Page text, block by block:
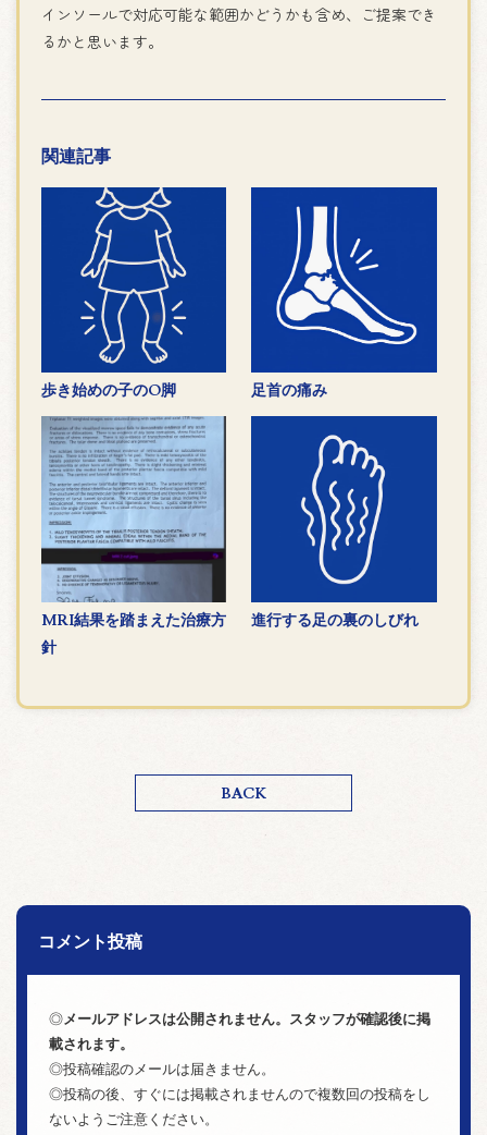
インソールで対応可能な範囲かどうかも含め、ご提案でき
るかと思います。
関連記事
歩き始めの子のO脚 足首の痛み
MRI結果を踏まえた治療方
針
進行する足の裏のしびれ
BACK
コメント投稿
◎メールアドレスは公開されません。スタッフが確認後に掲
載されます。
◎投稿確認のメールは届きません。
◎投稿の後、すぐには掲載されませんので複数回の投稿をし
ないようご注意ください。